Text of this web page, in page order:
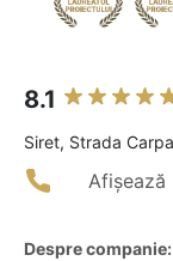
8.1
Siret, Strada
Afișează
Despre companie: